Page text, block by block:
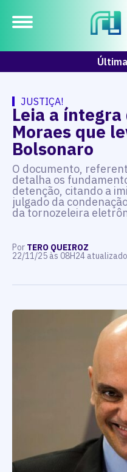
JUSTIÇA!
Leia a íntegra
Moraes que
Bolsonaro
O documento,
detalha os
detenção, citando a
julgado da
da tornozeleira
Por TERO QUEIROZ
22/11/25 às 08H24